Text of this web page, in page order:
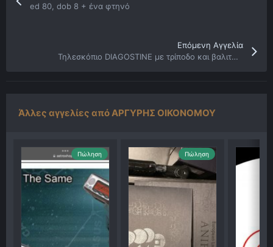
ed 80, dob 8 + ένα φτηνό
Επόμενη Αγγελία
Τηλεσκόπιο DIAGOSTINE με τρίποδο και βαλιτσάκι.
Άλλες αγγελίες από ΑΡΓΥΡΗΣ ΟΙΚΟΝΟΜΟΥ
Πώληση Πώληση